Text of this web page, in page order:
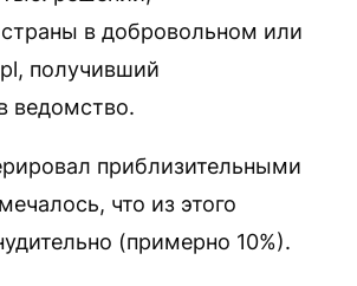
в добровольном или
получивший
ведомство.
приблизительными
что из этого
(примерно 10%).